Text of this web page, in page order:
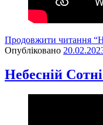
Продовжити читання
Опубліковано
Небесній